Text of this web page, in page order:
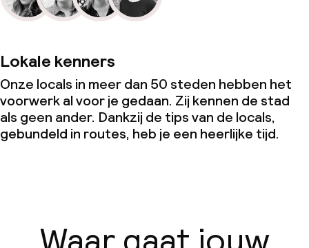
Lokale kenners
Onze locals in meer dan 50 steden hebben het
voorwerk al voor je gedaan. Zij kennen de stad
als geen ander. Dankzij de tips van de locals,
gebundeld in routes, heb je een heerlijke tijd.